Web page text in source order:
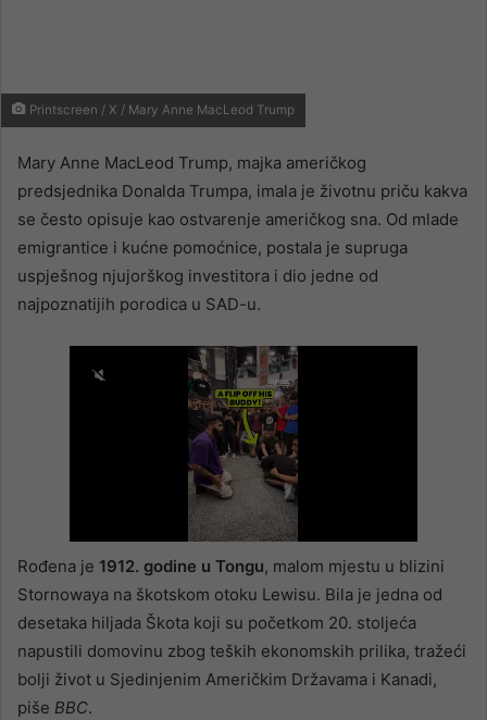
Printscreen / X / Mary Anne MacLeod Trump
Mary Anne MacLeod Trump, majka američkog
predsjednika Donalda Trumpa, imala je životnu priču kakva
se često opisuje kao ostvarenje američkog sna. Od mlade
emigrantice i kućne pomoćnice, postala je supruga
uspješnog njujorškog investitora i dio jedne od
najpoznatijih porodica u SAD-u.
Rođena je 1912. godine u Tongu, malom mjestu u blizini
Stornowaya na škotskom otoku Lewisu. Bila je jedna od
desetaka hiljada Škota koji su početkom 20. stoljeća
napustili domovinu zbog teških ekonomskih prilika, tražeći
bolji život u Sjedinjenim Američkim Državama i Kanadi,
piše BBC.